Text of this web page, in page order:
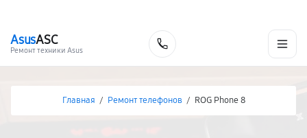
AsusASC
Ремонт техники Asus
Главная / Ремонт телефонов / ROG Phone 8